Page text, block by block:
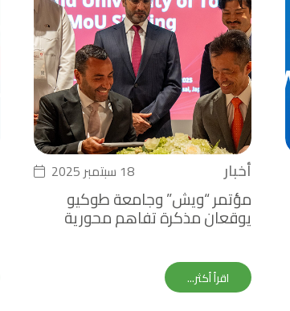
أخبار 18 سبتمبر 2025
مؤتمر “ويش” وجامعة طوكيو
يوقعان مذكرة تفاهم محورية
لتعزيز السياسات الصحية العالمية
خلال معرض أوساكا إكسبو
اقرأ أكثر...